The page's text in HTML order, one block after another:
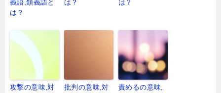
義語,類義語と
は？
は？
は？
攻撃の意味,対
批判の意味,対
責めるの意味,